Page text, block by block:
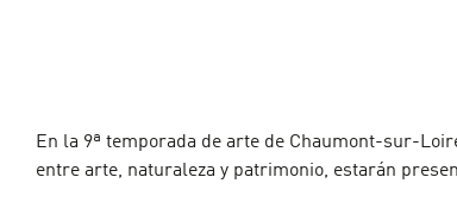
En la 9ª temporada de arte de Chaumont-sur-
entre arte, naturaleza y patrimonio, estarán